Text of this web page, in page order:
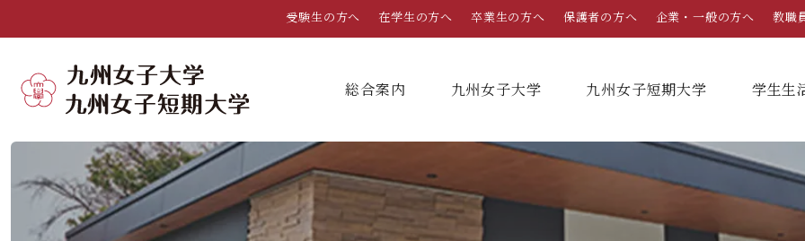
受験生の方へ 在学生の方へ 卒業生の方へ 保護者の方へ 企業・一般の方へ 教職
総合案内
学部・学科
学部・学科
学生生活
就職情報
入試情報
総合案内 九州女子大学 九州女子短期大学 学⽣⽣